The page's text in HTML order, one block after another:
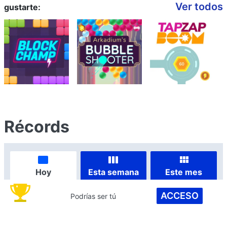
gustarte:
Ver todos
Récords
Hoy Esta semana Este mes
Podrías ser tú ACCESO